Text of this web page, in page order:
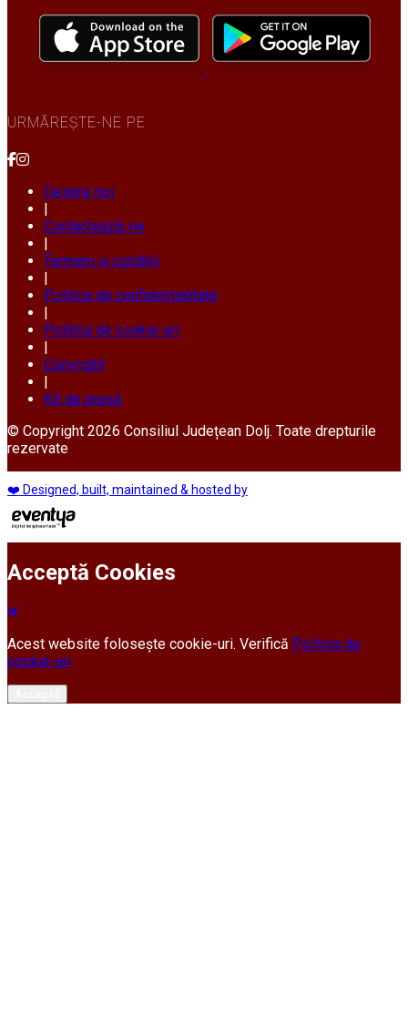
URMĂREȘTE-NE PE
Despre noi
|
Contactează-ne
|
Termeni și condiții
|
Politica de confidențialitate
|
Politica de cookie-uri
|
Copyright
|
Kit de presă
© Copyright 2026 Consiliul Județean Dolj. Toate drepturile
rezervate
❤️ Designed, built, maintained & hosted by
Acceptă Cookies
Acest website folosește cookie-uri. Verifică Politica de
cookie-uri